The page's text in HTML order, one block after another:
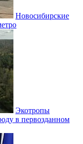
Новосибирские
Экотропы
в первозданном